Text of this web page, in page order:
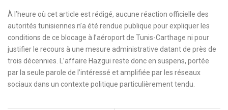
À l’heure où cet article est rédigé, aucune réaction officielle des
autorités tunisiennes n’a été rendue publique pour expliquer les
conditions de ce blocage à l’aéroport de Tunis-Carthage ni pour
justifier le recours à une mesure administrative datant de près de
trois décennies. L’affaire Hazgui reste donc en suspens, portée
par la seule parole de l’intéressé et amplifiée par les réseaux
sociaux dans un contexte politique particulièrement tendu.